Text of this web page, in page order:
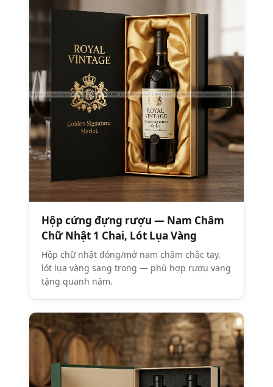
Hộp cứng đựng rượu — Nam Châm
Chữ Nhật 1 Chai, Lót Lụa Vàng
Hộp chữ nhật đóng/mở nam châm chắc tay,
lót lụa vàng sang trọng — phù hợp rượu vang
tặng quanh năm.